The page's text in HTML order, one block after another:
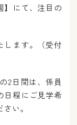
】にて、注目の
します。（受付
2日間は、係員
日程にご見学希
い。